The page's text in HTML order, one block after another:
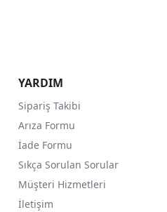
YARDIM
Sipariş Takibi
Arıza Formu
İade Formu
Sıkça Sorulan Sorular
Müşteri Hizmetleri
İletişim